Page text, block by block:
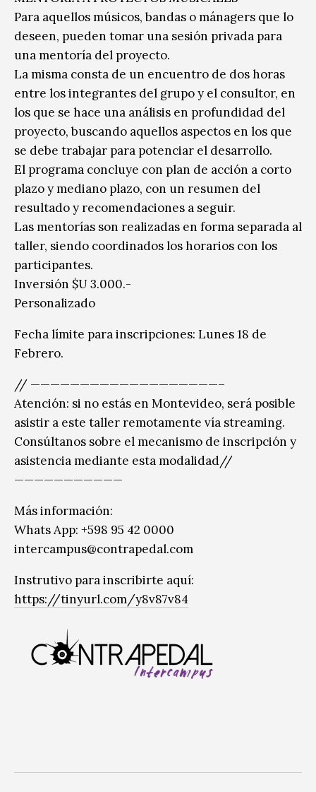
Para aquellos músicos, bandas o mánagers que lo
deseen, pueden tomar una sesión privada para
una mentoría del proyecto.
La misma consta de un encuentro de dos horas
entre los integrantes del grupo y el consultor, en
los que se hace una análisis en profundidad del
proyecto, buscando aquellos aspectos en los que
se debe trabajar para potenciar el desarrollo.
El programa concluye con plan de acción a corto
plazo y mediano plazo, con un resumen del
resultado y recomendaciones a seguir.
Las mentorías son realizadas en forma separada al
taller, siendo coordinados los horarios con los
participantes.
Inversión $U 3.000.-
Personalizado
Fecha límite para inscripciones: Lunes 18 de
Febrero.
// ———————————————————–
Atención: si no estás en Montevideo, será posible
asistir a este taller remotamente vía streaming.
Consúltanos sobre el mecanismo de inscripción y
asistencia mediante esta modalidad//
———————————
Más información:
Whats App: +598 95 42 0000
intercampus@contrapedal.com
Instrutivo para inscribirte aquí:
https://tinyurl.com/y8v87v84